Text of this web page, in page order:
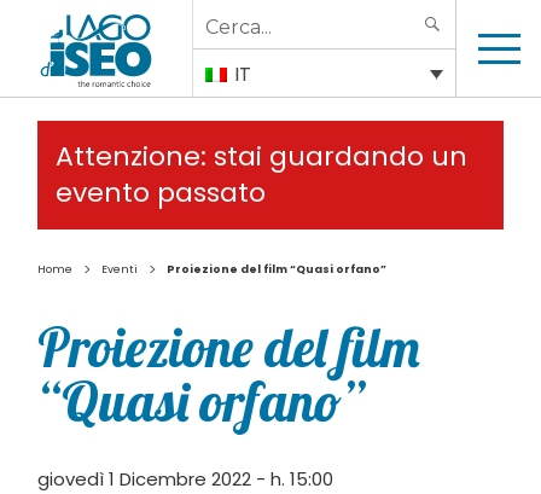
Search
for:
IT
Attenzione: stai guardando un
evento passato
Home > Eventi > Proiezione del film “Quasi orfano”
Proiezione del film
“Quasi orfano”
giovedì 1 Dicembre 2022 - h. 15:00